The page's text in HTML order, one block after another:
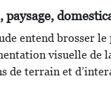
paysage,
entend brosser
visuelle de
de terrain et